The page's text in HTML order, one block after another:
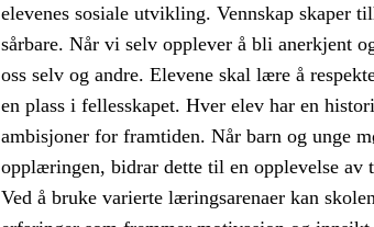
elevenes sosiale utvikling. Vennskap skaper
sårbare. Når vi selv opplever å bli anerkjent
oss selv og andre. Elevene skal lære å
en plass i fellesskapet. Hver elev har en
ambisjoner for framtiden. Når barn og unge
opplæringen, bidrar dette til en opplevelse av
Ved å bruke varierte læringsarenaer kan